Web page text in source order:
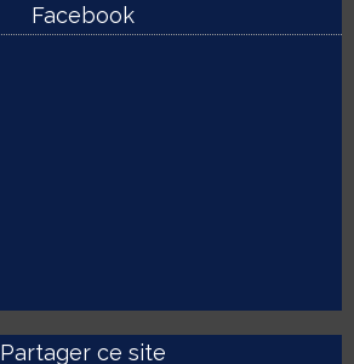
Facebook
Partager ce site